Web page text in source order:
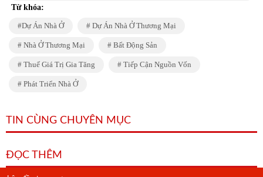
Từ khóa:
Dự Án Nhà Ở Dự Án Nhà Ở Thương Mại
Nhà Ở Thương Mại Bất Động Sản
Thuế Giá Trị Gia Tăng Tiếp Cận Nguồn Vốn
Phát Triển Nhà Ở
TIN CÙNG CHUYÊN MỤC
ĐỌC THÊM